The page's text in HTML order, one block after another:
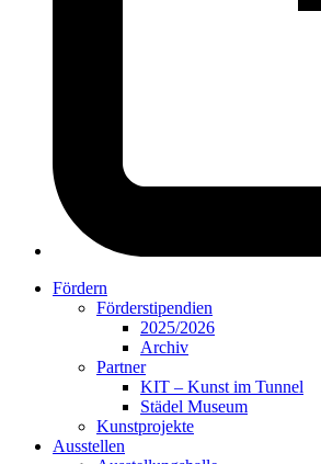
Fördern
Förderstipendien
2025/2026
Archiv
Partner
KIT – Kunst im Tunnel
Städel Museum
Kunstprojekte
Ausstellen